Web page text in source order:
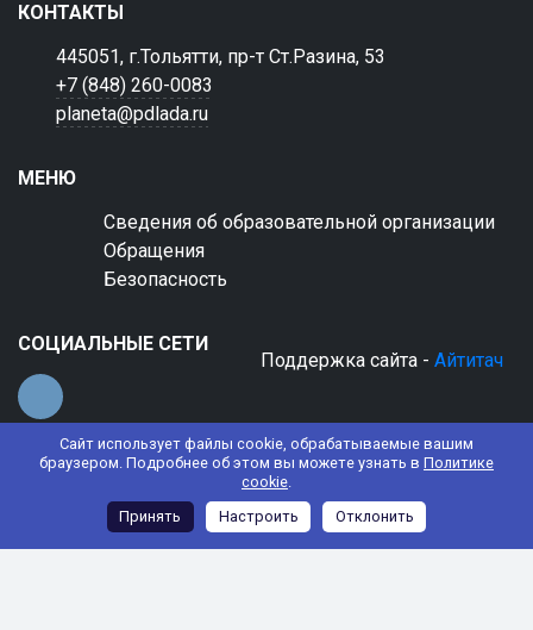
Сайт использует файлы cookie, обрабатываемые вашим
браузером. Подробнее об этом вы можете узнать в Политике
cookie.
Принять
Настроить Отклонить
КОНТАКТЫ
445051, г.Тольятти, пр-т Ст.Разина, 53
+7 (848) 260-0083
planeta@pdlada.ru
МЕНЮ
Сведения об образовательной организации
Обращения
Безопасность
СОЦИАЛЬНЫЕ СЕТИ
Поддержка сайта - Айтитач
© 2022 АНО ДО "Планета детства "Лада"